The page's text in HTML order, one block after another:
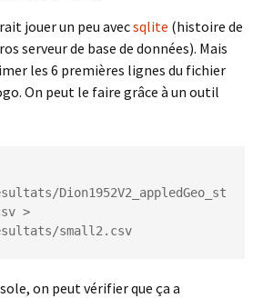
jouer un peu avecsqlite (histoire de
serveur de base de données). Mais
les 6 premières lignes du fichier
On peut le faire grâce à un outil
Dion1952V2_appledGeo_st
>
small2.csv
on peut vérifier que ça a